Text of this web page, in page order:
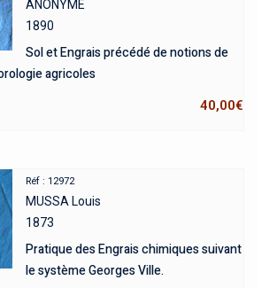
ANONYME
1890
Sol et Engrais précédé de notions de
agricoles
40,00€
Réf : 12972
MUSSA Louis
1873
Pratique des Engrais chimiques suivant
le système Georges Ville.